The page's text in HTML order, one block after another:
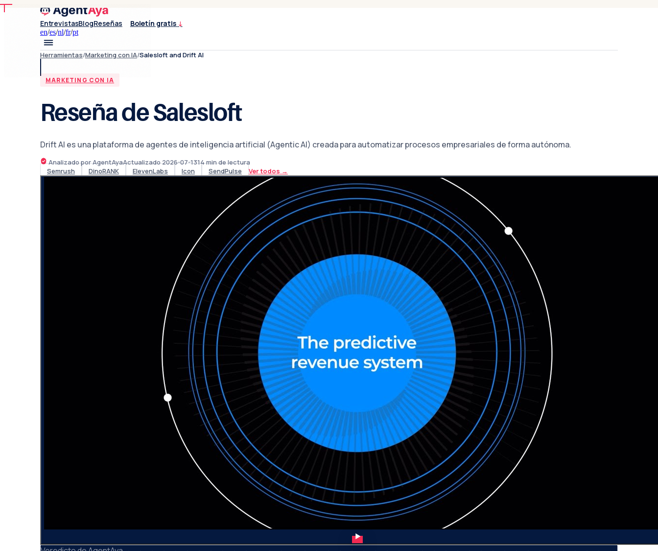
EntrevistasBlogReseñas Boletín gratis ↓
en/es/nl/fr/pt
Herramientas/Marketing con IA/Salesloft and Drift AI
MARKETING CON IA
Reseña de Salesloft
Drift AI es una plataforma de agentes de inteligencia artificial (Agentic AI) creada para automatizar procesos empresariales de forma autónoma.
Analizado por AgentAyaActualizado2026-07-1314min de lectura
Semrush
DinoRANK ElevenLabs Icon SendPulse Ver todos →